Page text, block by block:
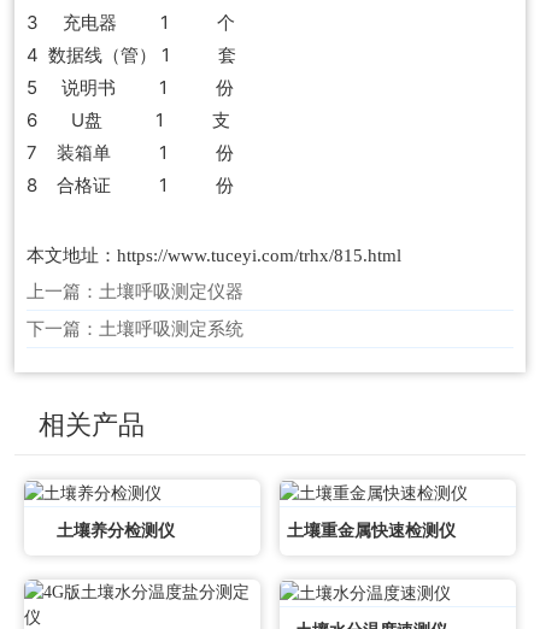
3 充电器 1 个
4 数据线（管） 1 套
5 说明书 1 份
6 U盘 1 支
7 装箱单 1 份
8 合格证 1 份
本文地址： https://www.tuceyi.com/trhx/815.html
上一篇： 土壤呼吸测定仪器
下一篇： 土壤呼吸测定系统
相关产品
土壤养分检测仪 土壤重金属快速检测仪